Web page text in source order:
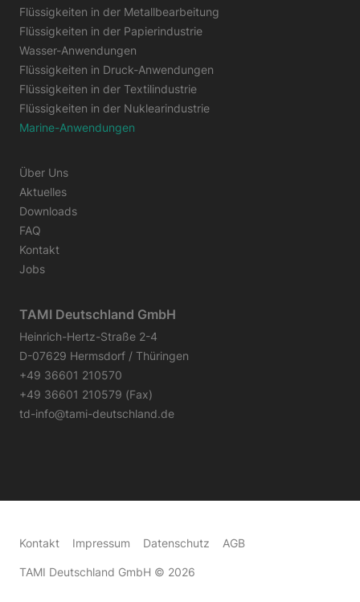
Flüssigkeiten in der Metallbearbeitung
Flüssigkeiten in der Papierindustrie
Wasser-Anwendungen
Flüssigkeiten in Druck-Anwendungen
Flüssigkeiten in der Textilindustrie
Flüssigkeiten in der Nuklearindustrie
Marine-Anwendungen
Über Uns
Aktuelles
Downloads
FAQ
Kontakt
Jobs
TAMI Deutschland GmbH
Heinrich-Hertz-Straße 2-4
D-07629 Hermsdorf / Thüringen
+49 36601 210570
+49 36601 210579 (Fax)
td-info@tami-deutschland.de
Kontakt Impressum Datenschutz AGB
TAMI Deutschland GmbH © 2026